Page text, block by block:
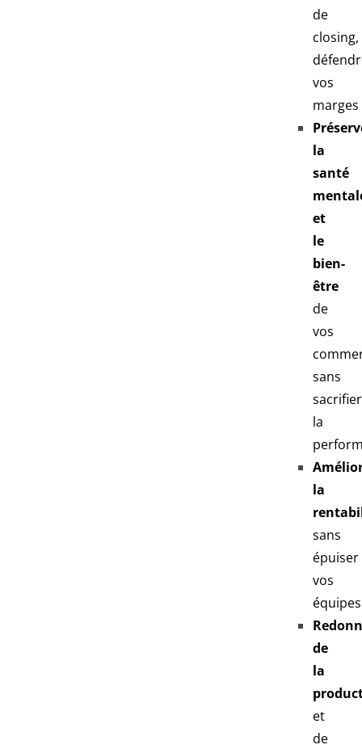
de
closing,
vos
marges
la
santé
et
le
bien-
être
de
vos
sans
sacrifier
la
la
sans
épuiser
vos
équipes
de
la
et
de